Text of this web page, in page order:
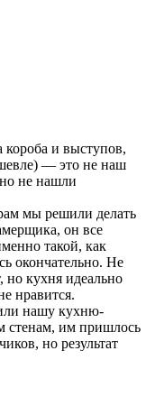
короба и выступов,
— это не наш
не нашли
мы решили делать
он все
такой, как
окончательно. Не
но кухня идеально
нравится.
нашу кухню-
стенам, им пришлось
но результат